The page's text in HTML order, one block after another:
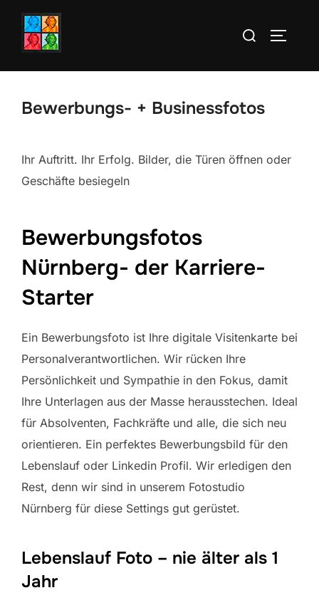
Zum
Inhalt
springen
Suchen
Bewerbungs- + Businessfotos
Ihr Auftritt. Ihr Erfolg. Bilder, die Türen öffnen oder
Geschäfte besiegeln
Bewerbungsfotos
Nürnberg- der Karriere-
Starter
Ein Bewerbungsfoto ist Ihre digitale Visitenkarte bei
Personalverantwortlichen. Wir rücken Ihre
Persönlichkeit und Sympathie in den Fokus, damit
Ihre Unterlagen aus der Masse herausstechen. Ideal
für Absolventen, Fachkräfte und alle, die sich neu
orientieren. Ein perfektes Bewerbungsbild für den
Lebenslauf oder Linkedin Profil. Wir erledigen den
Rest, denn wir sind in unserem Fotostudio
Nürnberg für diese Settings gut gerüstet.
Lebenslauf Foto – nie älter als 1
Jahr